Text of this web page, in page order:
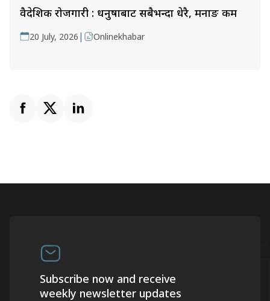
वैदेशिक रोजगारी : धनुषाबाट सबैभन्दा धेरै, मनाङ कम
20 July, 2026 | Onlinekhabar
Subscribe now and receive
weekly newsletter updates